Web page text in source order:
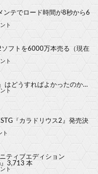
ンテでロード時間が8秒から6
ト
フトを6000万本売る（現在
ト
はどうすればよかったのか…
ト
『カラドリウス2』発売決
ト
ティブエディション
3,713 本
ト